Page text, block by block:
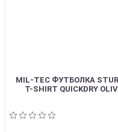
MIL-TEC ФУТБОЛКА
T-SHIRT QUICKDRY